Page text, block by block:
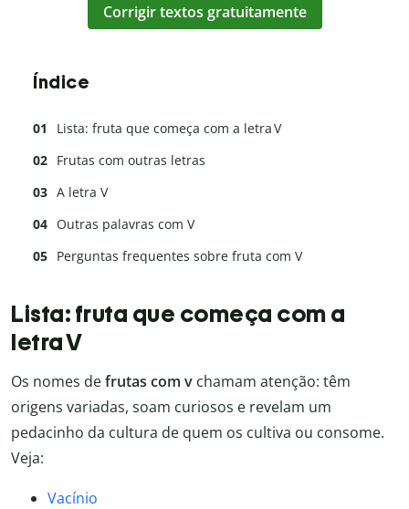
Corrigir textos gratuitamente
Índice
Lista: fruta que começa com a letra V
Frutas com outras letras
A letra V
Outras palavras com V
Perguntas frequentes sobre fruta com V
Lista: fruta que começa com a
letra V
Os nomes defrutas com v chamam atenção: têm
origens variadas, soam curiosos e revelam um
pedacinho da cultura de quem os cultiva ou consome.
Veja:
Vacínio